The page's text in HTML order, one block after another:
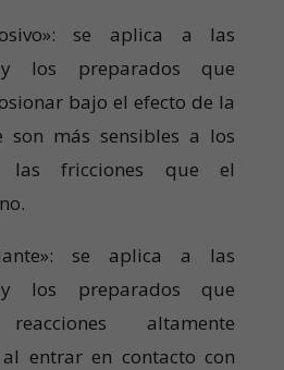
se aplica a las
y los preparados que
bajo el efecto de la
más sensibles a los
las fricciones que el
se aplica a las
y los preparados que
altamente
entrar en contacto con